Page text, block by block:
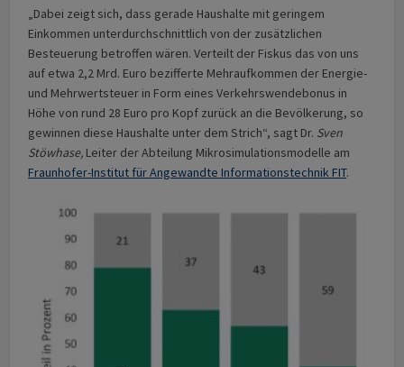
„Dabei zeigt sich, dass gerade Haushalte mit geringem
Einkommen unterdurchschnittlich von der zusätzlichen
Besteuerung betroffen wären. Verteilt der Fiskus das von uns
auf etwa 2,2 Mrd. Euro bezifferte Mehraufkommen der Energie-
und Mehrwertsteuer in Form eines Verkehrswendebonus in
Höhe von rund 28 Euro pro Kopf zurück an die Bevölkerung, so
gewinnen diese Haushalte unter dem Strich“, sagt Dr. Sven
Stöwhase, Leiter der Abteilung Mikrosimulationsmodelle am
Fraunhofer-Institut für Angewandte Informationstechnik FIT.